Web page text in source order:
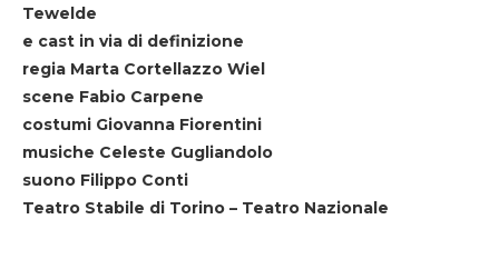
Tewelde
e cast in via di definizione
regia Marta Cortellazzo Wiel
scene Fabio Carpene
costumi Giovanna Fiorentini
musiche Celeste Gugliandolo
suono Filippo Conti
Teatro Stabile di Torino – Teatro Nazionale